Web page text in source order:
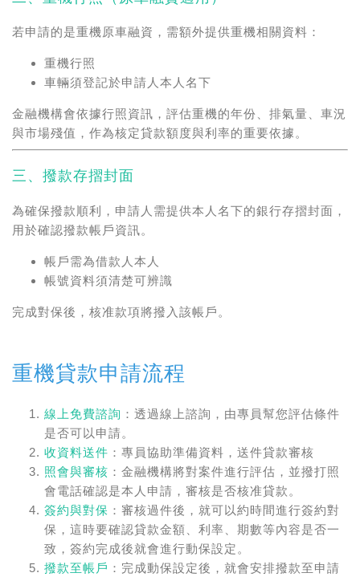
若申請的是重機原車融資，需額外提供重機相關資料：
重機行照
車輛須登記於申請人本人名下
金融機構會依據行照資訊，評估重機的年份、排氣量、車況
與市場殘值，作為核定貸款額度與利率的重要依據。
三、撥款存摺封面
為確保撥款順利，申請人需提供本人名下的銀行存摺封面，
用於確認撥款帳戶資訊。
帳戶需為借款人本人
帳號資料須清楚可辨識
完成對保後，核准款項將撥入該帳戶。
重機貸款申請流程
線上免費諮詢 ：透過線上諮詢，由專員幫您評估條件
是否可以申請。
收資料送件 ：專員協助準備資料，送件貸款審核
照會與審核 ：金融機構將對案件進行評估，並撥打照
會電話確認是本人申請，審核是否核准貸款。
簽約與對保 ：審核過件後，就可以約時間進行簽約對
保，這時要確認貸款金額、利率、期數等內容是否一
致，簽約完成後就會進行動保設定。
撥款至帳戶 ：完成動保設定後，就會安排撥款至申請